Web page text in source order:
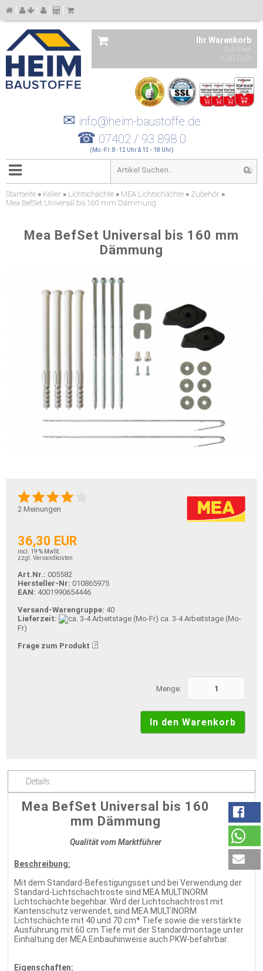
Ihr Warenkorb
0 Artikel
0,00 EUR
✉ info@heim-baustoffe.de
☎ 07402 / 93 898 0
(Mo.-Fr. 8 -12 Uhr & 13 - 18 Uhr)
Startseite » Keller » Lichtschächte » MEA Lichtschächte » Zubehör »
Mea BefSet Universal bis 160 mm Dämmung
Mea BefSet Universal bis 160 mm
Dämmung
2 Meinungen
36,30 EUR
incl. 19 % MwSt.
zzgl. Versandkosten
Art.Nr.: 005582
Hersteller-Nr: 010865975
EAN: 4001990654446
Versand-Warengruppe: 40
Lieferzeit:
ca. 3-4 Arbeitstage (Mo-
Fr)
Frage zum Produkt
Menge:
Details
Mea BefSet Universal bis 160
mm Dämmung
Qualität vom Marktführer
Beschreibung:
Mit dem Standard-Befestigungsset und bei Verwendung der
Standard-Lichtschachtroste sind MEA MULTINORM
Lichtschächte begehbar. Wird der Lichtschachtrost mit
Kantenschutz verwendet, sind MEA MULTINORM
Lichtschächte mit 40 und 70 cm* Tiefe sowie die verstärkte
Ausführung mit 60 cm Tiefe mit der Standardmontage unter
Einhaltung der MEA Einbauhinweise auch PKW-befahrbar.
Eigenschaften: